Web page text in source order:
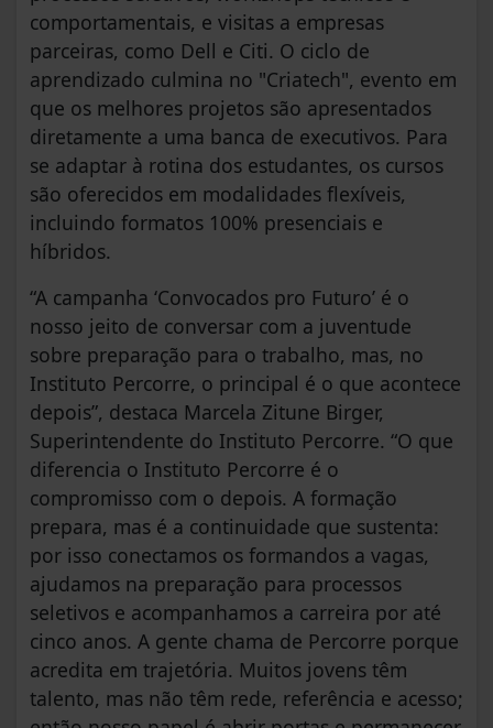
comportamentais, e visitas a empresas
parceiras, como Dell e Citi. O ciclo de
aprendizado culmina no "Criatech", evento em
que os melhores projetos são apresentados
diretamente a uma banca de executivos. Para
se adaptar à rotina dos estudantes, os cursos
são oferecidos em modalidades flexíveis,
incluindo formatos 100% presenciais e
híbridos.
“A campanha ‘Convocados pro Futuro’ é o
nosso jeito de conversar com a juventude
sobre preparação para o trabalho, mas, no
Instituto Percorre, o principal é o que acontece
depois”, destaca Marcela Zitune Birger,
Superintendente do Instituto Percorre. “O que
diferencia o Instituto Percorre é o
compromisso com o depois. A formação
prepara, mas é a continuidade que sustenta:
por isso conectamos os formandos a vagas,
ajudamos na preparação para processos
seletivos e acompanhamos a carreira por até
cinco anos. A gente chama de Percorre porque
acredita em trajetória. Muitos jovens têm
talento, mas não têm rede, referência e acesso;